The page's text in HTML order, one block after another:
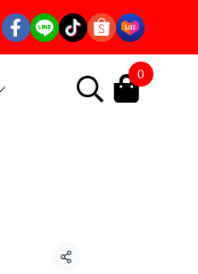
0
แชร์